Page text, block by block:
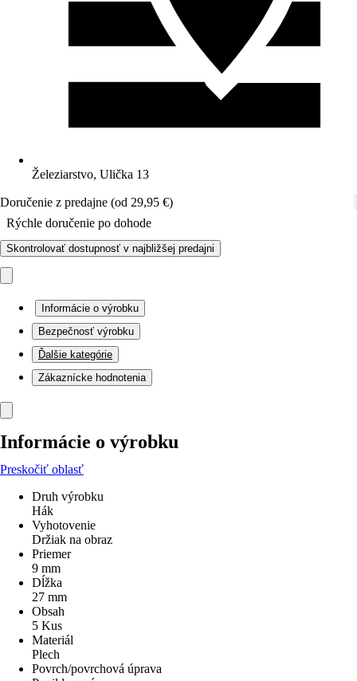
Železiarstvo, Ulička 13
Doručenie z predajne (od 29,95 €)
Rýchle doručenie po dohode
Skontrolovať dostupnosť v najbližšej predajni
Informácie o výrobku
Bezpečnosť výrobku
Ďalšie kategórie
Zákaznícke hodnotenia
Informácie o výrobku
Preskočiť oblasť
Druh výrobku
Hák
Vyhotovenie
Držiak na obraz
Priemer
9 mm
Dĺžka
27 mm
Obsah
5 Kus
Materiál
Plech
Povrch/povrchová úprava